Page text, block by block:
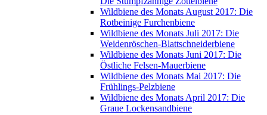
Wildbiene des Monats August 2017: Die
Rotbeinige Furchenbiene
Wildbiene des Monats Juli 2017: Die
Weidenröschen-Blattschneiderbiene
Wildbiene des Monats Juni 2017: Die
Östliche Felsen-Mauerbiene
Wildbiene des Monats Mai 2017: Die
Frühlings-Pelzbiene
Wildbiene des Monats April 2017: Die
Graue Lockensandbiene